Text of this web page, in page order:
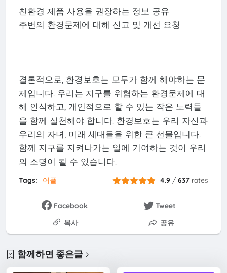
친환경 제품 사용을 권장하는 정보 공유
주변의 환경문제에 대해 신고 및 개선 요청
결론적으로, 환경보호는 모두가 함께 해야하는 문
제입니다. 우리는 지구를 위협하는 환경문제에 대
해 인식하고, 개인적으로 할 수 있는 작은 노력들
을 함께 실천해야 합니다. 환경보호는 우리 자신과
우리의 자녀, 미래 세대들을 위한 큰 선물입니다.
함께 지구를 지켜나가는 일에 기여하는 것이 우리
의 소명이 될 수 있습니다.
Tags: 어플 4.9 /637 rates
Facebook
Tweet
복사
공유
함께하면 좋은글